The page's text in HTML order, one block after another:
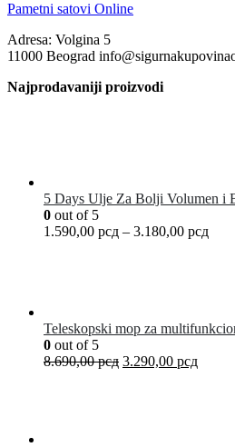
Pametni satovi Online
Adresa: Volgina 5
11000 Beograd
Najprodavaniji proizvodi
5 Days Ulje Za Bolji Volumen i
0 out of 5
1.590,00 рсд – 3.180,00 рсд
Teleskopski mop za
0 out of 5
8.690,00рсд 3.290,00 рсд